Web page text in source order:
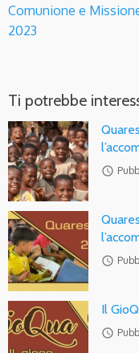
Comunione e
2023
Ti potrebbe
access_time
access_time
Il
access_time